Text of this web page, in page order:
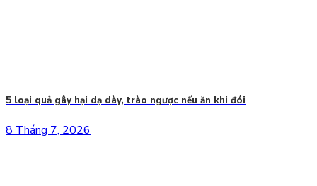
5 loại quả gây hại dạ dày, trào ngược nếu ăn khi đói
8 Tháng 7, 2026